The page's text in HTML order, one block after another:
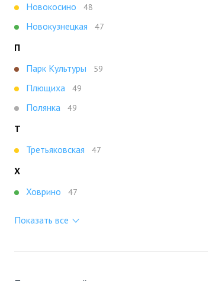
Новокосино
48
Новокузнецкая 47
П
Парк Культуры
59
Плющиха 49
Полянка 49
Т
Третьяковская
47
Х
Ховрино
47
Показать все